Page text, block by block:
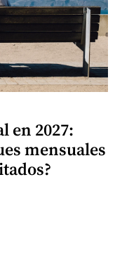
en 2027:
mensuales